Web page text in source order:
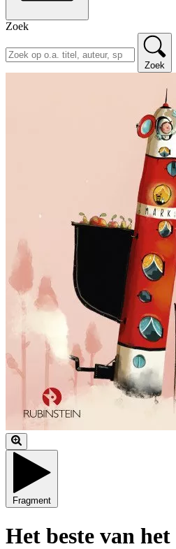
Zoek
Zoek
Fragment
Het beste van het